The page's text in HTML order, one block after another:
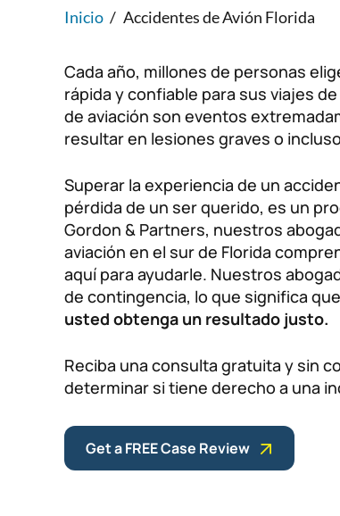
Inicio / Accidentes de Avión Florida
Cada año, millones de personas
rápida y confiable para sus viajes
de aviación son eventos
resultar en lesiones graves o
Superar la experiencia de un
pérdida de un ser querido, es un
Gordon & Partners, nuestros
aviación en el sur de Florida
aquí para ayudarle. Nuestros
de contingencia, lo que significa que
usted obtenga un resultado justo.
Reciba una consulta gratuita y sin
determinar si tiene derecho a una
Get a FREE Case Review